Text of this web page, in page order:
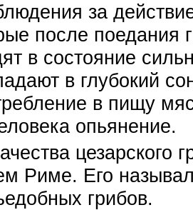
за
после поедания
в состояние
в глубокий
в пищу
опьянение.
цезарского
Риме. Его
грибов.